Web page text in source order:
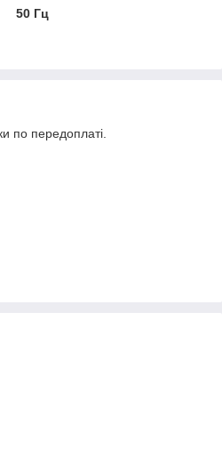
50 Гц
по передоплаті.